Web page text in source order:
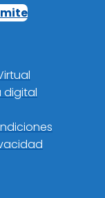
digital